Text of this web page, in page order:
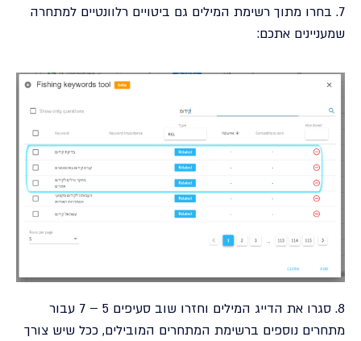
7. בחרו מתוך רשימת המילים גם ביטויים רלוונטיים למתחרה
שמעניינים אתכם:
8. סגרו את הדייג המילים וחזרו שוב סעיפים 5 – 7 עבור
מתחרים נוספים ברשימת המתחרים המובילים, ככל שיש צורך